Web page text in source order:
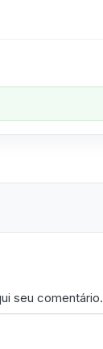
seu comentário.